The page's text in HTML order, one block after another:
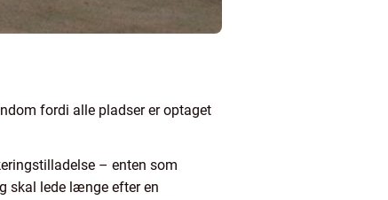
fordi alle pladser er optaget
– enten som
skal lede længe efter en